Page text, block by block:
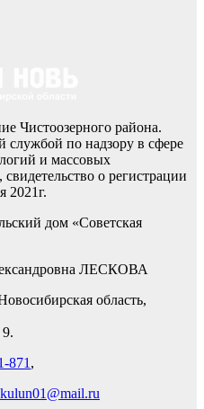
Чистоозерного района.
службой по надзору в сфере
и массовых
о регистрации
2021г.
дом «Советская
ЛЕСКОВА
область,
871 ,
kulun01@mail.ru